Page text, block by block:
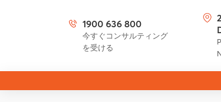
1900 636 800
今すぐコンサルティング
を受ける